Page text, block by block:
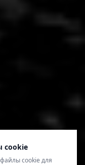
cookie
cookie для